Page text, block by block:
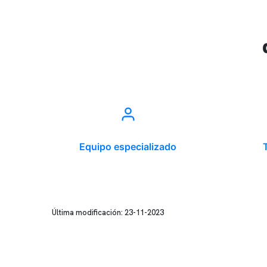
Equipo especializado
Última modificación: 23-11-2023